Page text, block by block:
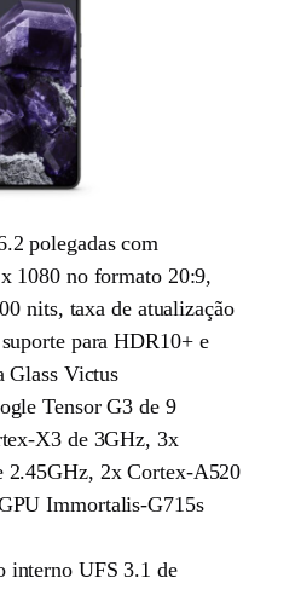
polegadas com
1080 no formato 20:9,
nits, taxa de atualização
para HDR10+ e
Glass Victus
Tensor G3 de 9
X3 de 3GHz, 3x
2.45GHz, 2x Cortex-A520
Immortalis-G715s
interno UFS 3.1 de